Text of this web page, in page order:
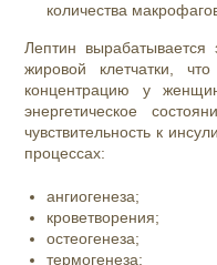
количества
Лептин
жировой клетчатки,
концентрацию у
энергетическое
чувствительность к
процессах:
ангиогенеза;
кроветворения;
остеогенеза;
термогенеза;